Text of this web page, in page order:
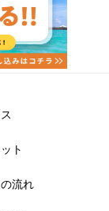
ト
流れ